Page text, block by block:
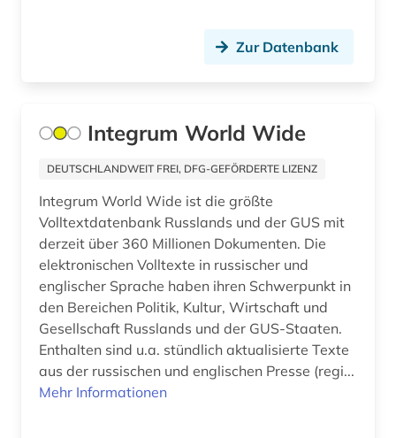
aluminium (5)
american anthropological association (1)
american indian movement (1)
amerika (31)
amerika + schwarze (1)
amerika unabhängigkeitskrieg (1)
Zur Datenbank
Integrum World Wide
DEUTSCHLANDWEIT FREI, DFG-GEFÖRDERTE LIZENZ
Integrum World Wide ist die größte
Volltextdatenbank Russlands und der GUS mit
derzeit über 360 Millionen Dokumenten. Die
elektronischen Volltexte in russischer und
englischer Sprache haben ihren Schwerpunkt in
den Bereichen Politik, Kultur, Wirtschaft und
Gesellschaft Russlands und der GUS-Staaten.
Enthalten sind u.a. stündlich aktualisierte Texte
aus der russischen und englischen Presse (regi...
Mehr Informationen